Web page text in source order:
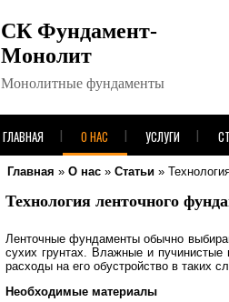
СК Фундамент-
Монолит
Монолитные фундаменты
ГЛАВНАЯ О НАС УСЛУГИ
Главная » О нас» Статьи»
Технология ленточного
Ленточные фундаменты обычно
сухих грунтах. Влажные и пучинистые
расходы на его обустройство в таких
Необходимые материалы